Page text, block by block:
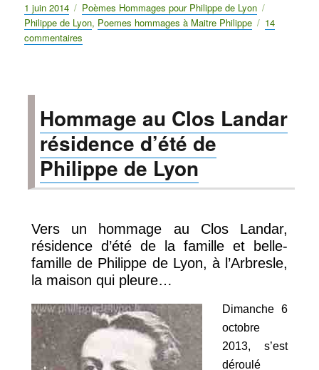
Publié
le
1 juin 2014 Catégories
Poèmes Hommages pour Philippe de Lyon
Philippe de Lyon, Poemes hommages à Maitre Philippe
14
commentaires
de
Mr
Philippe
de
Lyon
Hommage au Clos Landar
résidence d’été de
Philippe de Lyon
Vers un hommage au Clos Landar,
résidence d’été de la famille et belle-
famille de Philippe de Lyon, à l’Arbresle,
la maison qui pleure…
Dimanche 6
octobre
2013, s’est
déroulé